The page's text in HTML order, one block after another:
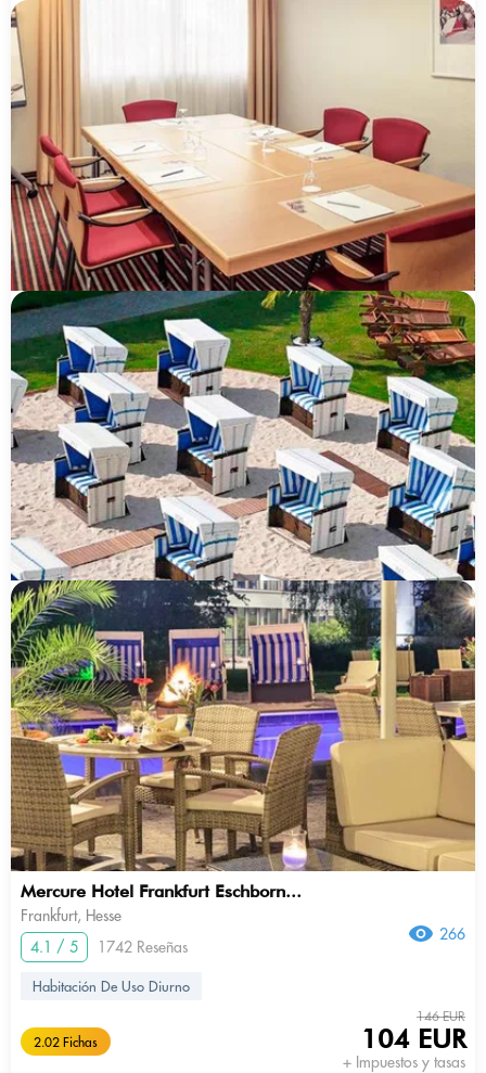
Mercure Hotel Frankfurt Eschborn...
Frankfurt, Hesse
4.1 / 5
1742 Reseñas
266
Habitación De Uso Diurno
2.02 Fichas
146 EUR
104 EUR
+ Impuestos y tasas